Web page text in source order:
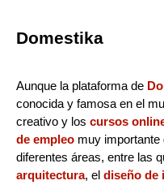
Domestika
Aunque la plataforma de
conocida y famosa en el
creativo y los cursos
de empleo muy importante
diferentes áreas, entre las
arquitectura, el diseño de